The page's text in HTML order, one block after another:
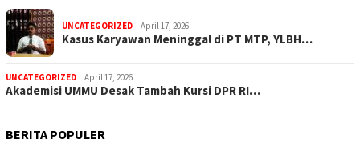
UNCATEGORIZED April 17, 2026
Kasus Karyawan Meninggal di PT MTP, YLBH…
UNCATEGORIZED April 17, 2026
Akademisi UMMU Desak Tambah Kursi DPR RI…
BERITA POPULER